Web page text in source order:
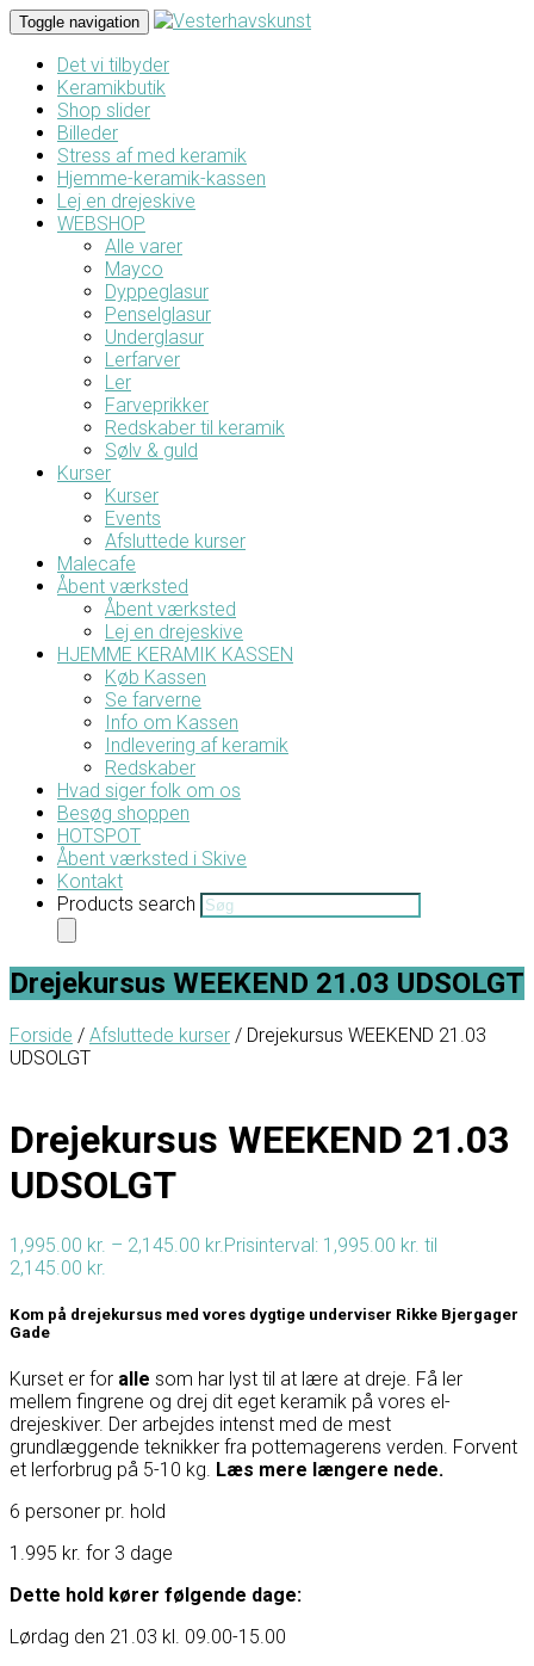
Toggle navigation
Det vi tilbyder
Keramikbutik
Shop slider
Billeder
Stress af med keramik
Hjemme-keramik-kassen
Lej en drejeskive
WEBSHOP
Alle varer
Mayco
Dyppeglasur
Penselglasur
Underglasur
Lerfarver
Ler
Farveprikker
Redskaber til keramik
Sølv & guld
Kurser
Kurser
Events
Afsluttede kurser
Malecafe
Åbent værksted
Åbent værksted
Lej en drejeskive
HJEMME KERAMIK KASSEN
Køb Kassen
Se farverne
Info om Kassen
Indlevering af keramik
Redskaber
Hvad siger folk om os
Besøg shoppen
HOTSPOT
Åbent værksted i Skive
Kontakt
Products search
Drejekursus WEEKEND 21.03 UDSOLGT
Forside / Afsluttede kurser / Drejekursus WEEKEND 21.03
UDSOLGT
Drejekursus WEEKEND 21.03
UDSOLGT
1,995.00 kr. – 2,145.00 kr. Prisinterval: 1,995.00 kr. til
2,145.00 kr.
Kom på drejekursus med vores dygtige underviser Rikke Bjergager
Gade
Kurset er for alle som har lyst til at lære at dreje. Få ler
mellem fingrene og drej dit eget keramik på vores el-
drejeskiver. Der arbejdes intenst med de mest
grundlæggende teknikker fra pottemagerens verden. Forvent
et lerforbrug på 5-10 kg. Læs mere længere nede.
6 personer pr. hold
1.995 kr. for 3 dage
Dette hold kører følgende dage:
Lørdag den 21.03 kl. 09.00-15.00